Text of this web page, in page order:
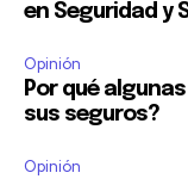
en Seguridad y
Opinión
Por qué
sus seguros?
Opinión